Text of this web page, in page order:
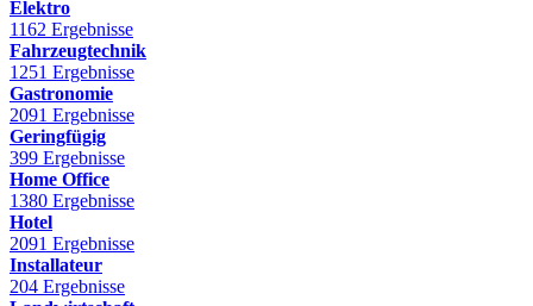
Elektro
1162 Ergebnisse
Fahrzeugtechnik
1251 Ergebnisse
Gastronomie
2091 Ergebnisse
Geringfügig
399 Ergebnisse
Home Office
1380 Ergebnisse
Hotel
2091 Ergebnisse
Installateur
204 Ergebnisse